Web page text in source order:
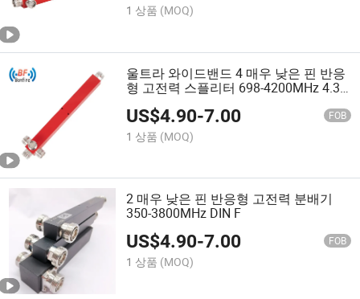
1 상품 (MOQ)
울트라 와이드밴드 4 매우 낮은 핀 반응
형 고전력 스플리터 698-4200MHz 4.3-
US$4.90-7.00 FOB
1 상품 (MOQ)
2 매우 낮은 핀 반응형 고전력 분배기
350-3800MHz DIN F
US$4.90-7.00 FOB
1 상품 (MOQ)